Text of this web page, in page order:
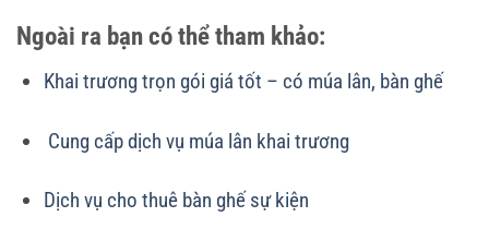
Ngoài ra bạn có thể tham khảo:
Khai trương trọn gói giá tốt – có múa lân, bàn ghế
Cung cấp dịch vụ múa lân khai trương
Dịch vụ cho thuê bàn ghế sự kiện